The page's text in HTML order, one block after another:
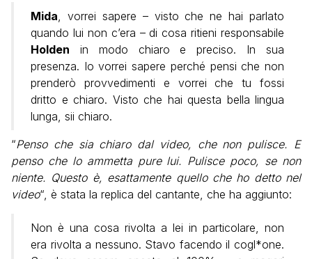
Mida, vorrei sapere – visto che ne hai parlato
quando lui non c’era – di cosa ritieni responsabile
Holden in modo chiaro e preciso. In sua
presenza. Io vorrei sapere perché pensi che non
prenderò provvedimenti e vorrei che tu fossi
dritto e chiaro. Visto che hai questa bella lingua
lunga, sii chiaro.
“Penso che sia chiaro dal video, che non pulisce. E
penso che lo ammetta pure lui. Pulisce poco, se non
niente. Questo è, esattamente quello che ho detto nel
video“, è stata la replica del cantante, che ha aggiunto:
Non è una cosa rivolta a lei in particolare, non
era rivolta a nessuno. Stavo facendo il cogl*one.